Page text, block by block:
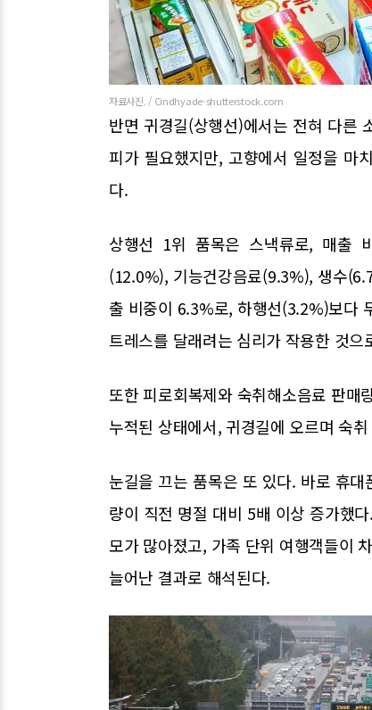
자료사진. / Cindhyade-shutterstock.com
반면 귀경길(상행선)에서는 전혀 다른
피가 필요했지만, 고향에서 일정을 마
다.
상행선 1위 품목은 스낵류로, 매출
(12.0%), 기능건강음료(9.3%), 생수
출 비중이 6.3%로, 하행선(3.2%)보다
트레스를 달래려는 심리가 작용한 것으
또한 피로회복제와 숙취해소음료 판매
누적된 상태에서, 귀경길에 오르며 숙
눈길을 끄는 품목은 또 있다. 바로 휴
량이 직전 명절 대비 5배 이상 증가했
모가 많아졌고, 가족 단위 여행객들이
늘어난 결과로 해석된다.